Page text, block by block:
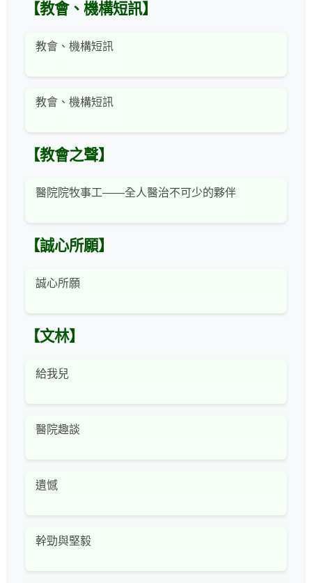
【教會、機構短訊】
教會、機構短訊
教會、機構短訊
【教會之聲】
醫院院牧事工——全人醫治不可少的夥伴
【誠心所願】
誠心所願
【文林】
給我兒
醫院趣談
遺憾
幹勁與堅毅